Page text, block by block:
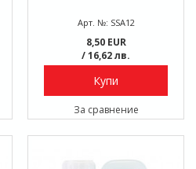
Арт. №: SSA12
8,50 EUR
/ 16,62 лв.
Купи
За сравнение